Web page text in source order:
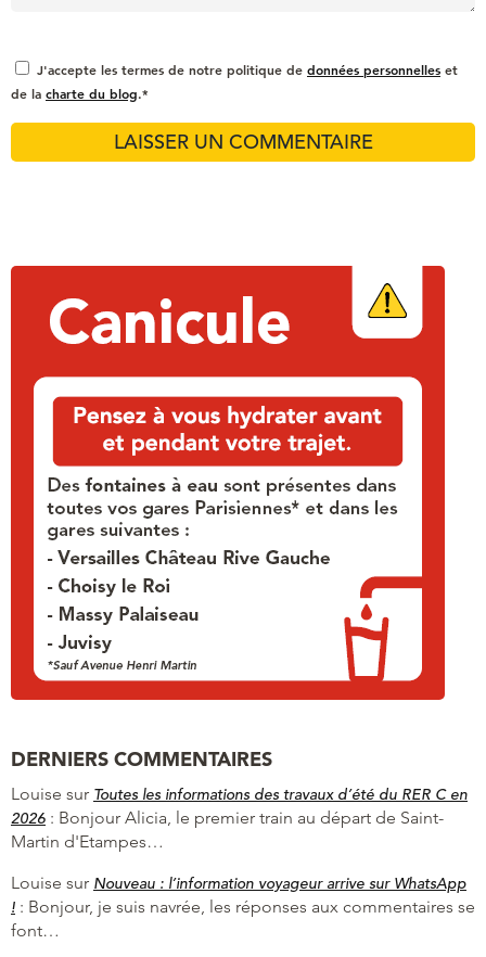
J'accepte les termes de notre politique de données personnelles et
de la charte du blog.*
DERNIERS COMMENTAIRES
Louise sur Toutes les informations des travaux d’été du RER C en
2026 : Bonjour Alicia, le premier train au départ de Saint-
Martin d'Etampes…
Louise sur Nouveau : l’information voyageur arrive sur WhatsApp
! : Bonjour, je suis navrée, les réponses aux commentaires se
font…